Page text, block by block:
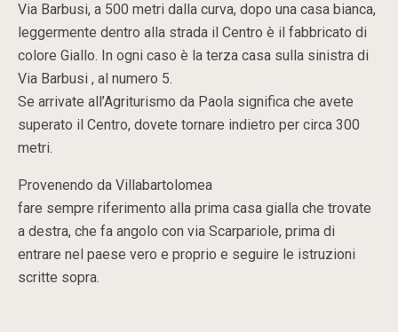
Via Barbusi, a 500 metri dalla curva, dopo una casa bianca,
leggermente dentro alla strada il Centro è il fabbricato di
colore Giallo. In ogni caso è la terza casa sulla sinistra di
Via Barbusi , al numero 5.
Se arrivate all’Agriturismo da Paola significa che avete
superato il Centro, dovete tornare indietro per circa 300
metri.
Provenendo da Villabartolomea
fare sempre riferimento alla prima casa gialla che trovate
a destra, che fa angolo con via Scarpariole, prima di
entrare nel paese vero e proprio e seguire le istruzioni
scritte sopra.